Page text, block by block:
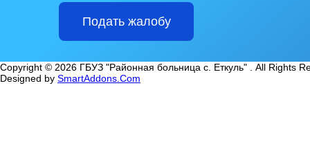
Подать жалобу
Copyright © 2026 ГБУЗ "Районная больница с. Еткуль" . All Rights
Designed by SmartAddons.Com